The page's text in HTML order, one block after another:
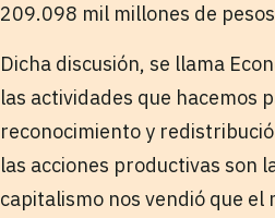
209.098 mil millones de
Dicha discusión, se llama
las actividades que hacemos
reconocimiento y
las acciones productivas son
capitalismo nos vendió que